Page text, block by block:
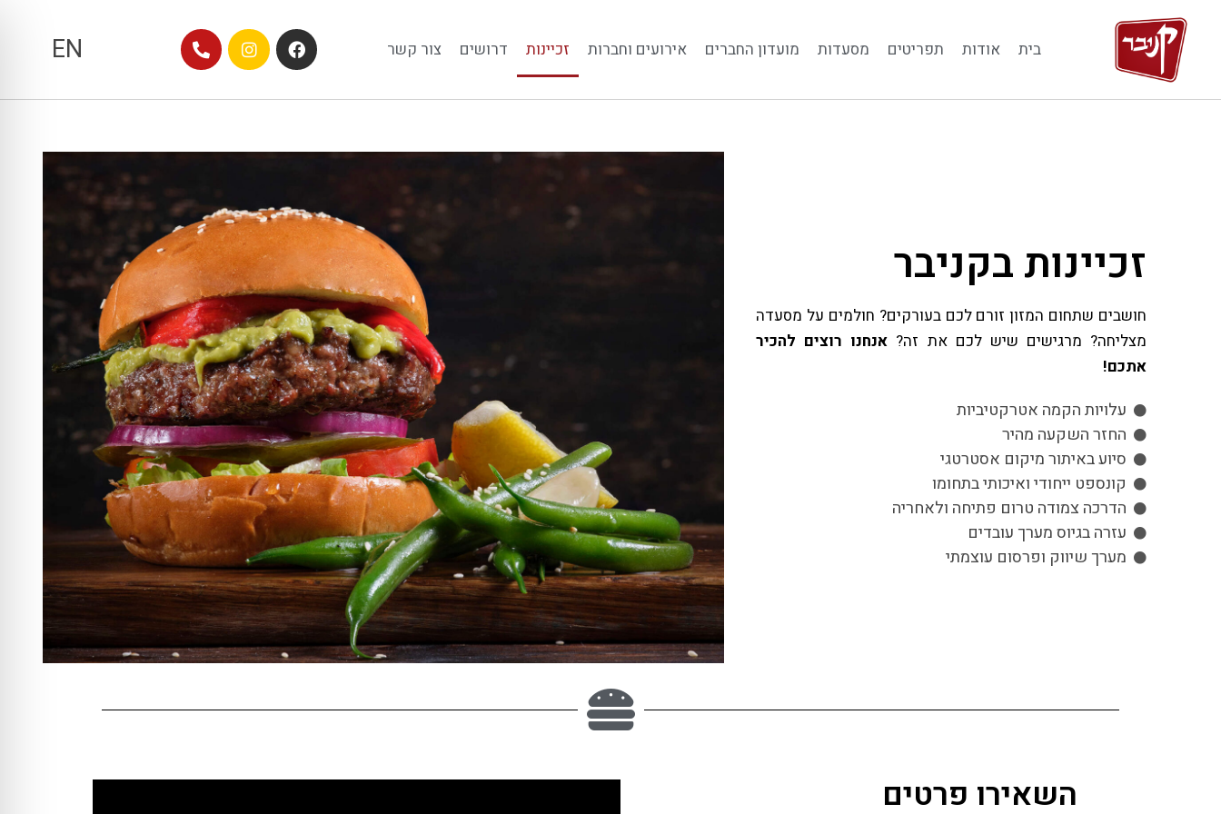
בית אודות תפריטים מסעדות מועדון החברים אירועים וחברות זכיינות דרושים צור קשר EN
זכיינות בקניבר
חושבים שתחום המזון זורם לכם בעורקים? חולמים על מסעדה
מצליחה? מרגישים שיש לכם את זה? אנחנו רוצים להכיר
אתכם!
עלויות הקמה אטרקטיביות
החזר השקעה מהיר
סיוע באיתור מיקום אסטרטגי
קונספט ייחודי ואיכותי בתחומו
הדרכה צמודה טרום פתיחה ולאחריה
עזרה בגיוס מערך עובדים
מערך שיווק ופרסום עוצמתי
השאירו פרטים